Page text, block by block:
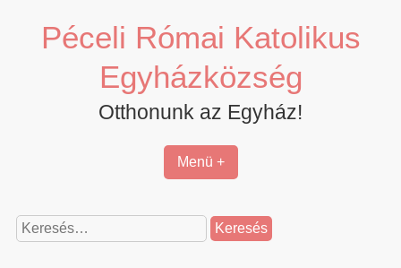
contentPéceli Római Katolikus
Egyházközség
Otthonunk az Egyház!
Menü +
Keresés: